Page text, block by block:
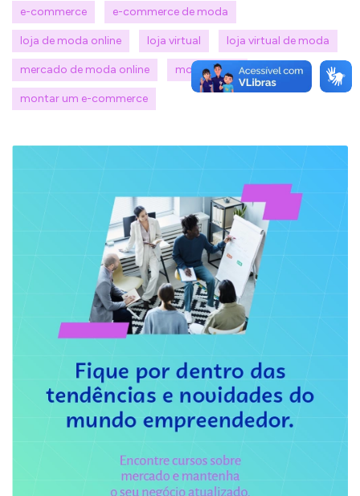
e-commerce e-commerce de moda
loja de moda online loja virtual loja virtual de moda
mercado de moda online moda online
montar um e-commerce